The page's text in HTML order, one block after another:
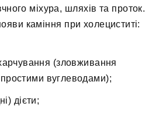
міхура, шляхів та проток.
каміння при холециститі:
(зловживання
вуглеводами);
дієти;